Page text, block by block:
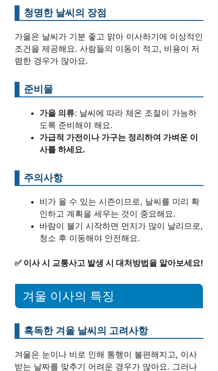
청명한 날씨의 장점
가을은 날씨가 기분 좋고 맑아 이사하기에 이상적인
조건을 제공해요. 사람들의 이동이 적고, 비용이 저
렴한 경우가 많아요.
준비물
가을 의류: 날씨에 따라 체온 조절이 가능하
도록 준비해야 해요.
가급적 가전이나 가구는 정리하여 가벼운 이
사를 하세요.
주의사항
비가 올 수 있는 시즌이므로, 날씨를 미리 확
인하고 계획을 세우는 것이 중요해요.
바람이 불기 시작하면 먼지가 많이 날리므로,
청소 후 이동해야 안전해요.
✅ 이사 시 교통사고 발생 시 대처방법을 알아보세요!
겨울 이사의 특징
혹독한 겨울 날씨의 고려사항
겨울은 눈이나 비로 인해 통행이 불편해지고, 이사
받는 날짜를 맞추기 어려운 경우가 많아요. 그러나